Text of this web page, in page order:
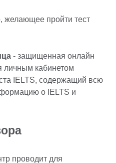
желающее пройти тест
- защищенная онлайн
личным кабинетом
IELTS, содержащий всю
о IELTS и
проводит для